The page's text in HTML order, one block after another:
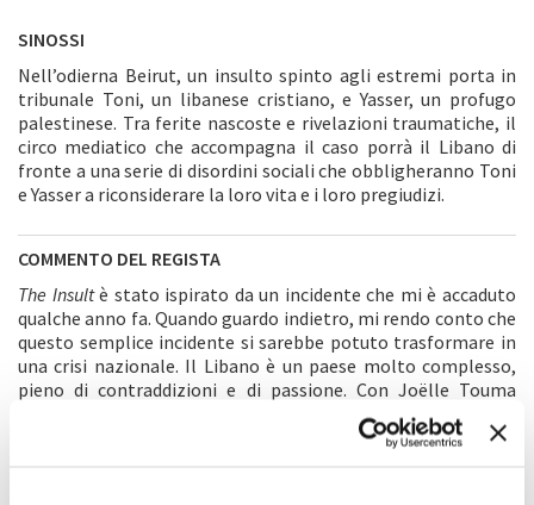
SINOSSI
Nell’odierna Beirut, un insulto spinto agli estremi porta in
tribunale Toni, un libanese cristiano, e Yasser, un profugo
palestinese. Tra ferite nascoste e rivelazioni traumatiche, il
circo mediatico che accompagna il caso porrà il Libano di
fronte a una serie di disordini sociali che obbligheranno Toni
e Yasser a riconsiderare la loro vita e i loro pregiudizi.
COMMENTO DEL REGISTA
The Insultè stato ispirato da un incidente che mi è accaduto
qualche anno fa. Quando guardo indietro, mi rendo conto che
questo semplice incidente si sarebbe potuto trasformare in
una crisi nazionale. Il Libano è un paese molto complesso,
pieno di contraddizioni e di passione. Con Joëlle Touma
abbiamo scritto una storia che evoca tanto il nostro passato
quanto il nostro presente. Questo è un film sulla giustizia.